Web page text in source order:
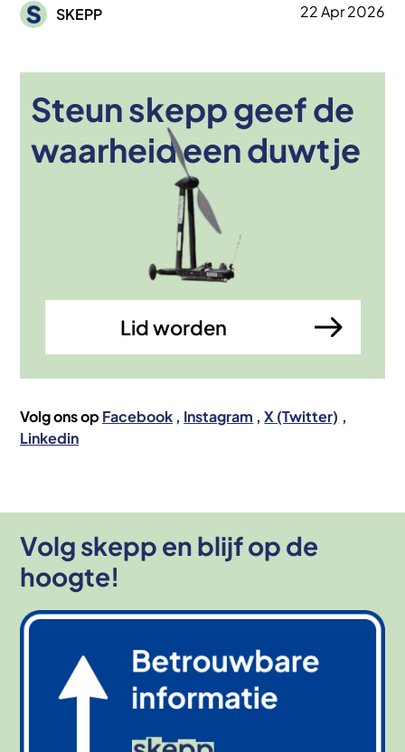
Afbeelding
SKEPP 22 Apr 2026
Steun skepp geef de
waarheid een duwtje
Lid worden
Afbeelding
Volg ons op Facebook Instagram
X (Twitter)
Linkedin
Volg skepp en blijf op de
hoogte!
Afbeelding